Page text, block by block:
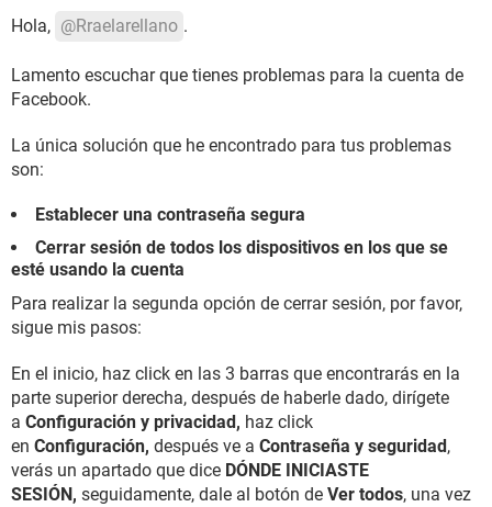
Hola, @Rraelarellano .
Lamento escuchar que tienes problemas para la cuenta de
Facebook.
La única solución que he encontrado para tus problemas
son:
Establecer una contraseña segura
Cerrar sesión de todos los dispositivos en los que se
esté usando la cuenta
Para realizar la segunda opción de cerrar sesión, por favor,
sigue mis pasos:
En el inicio, haz click en las 3 barras que encontrarás en la
parte superior derecha, después de haberle dado, dirígete
a Configuración y privacidad, haz click
en Configuración, después ve a Contraseña y seguridad,
verás un apartado que dice DÓNDE INICIASTE
SESIÓN, seguidamente, dale al botón de Ver todos, una vez